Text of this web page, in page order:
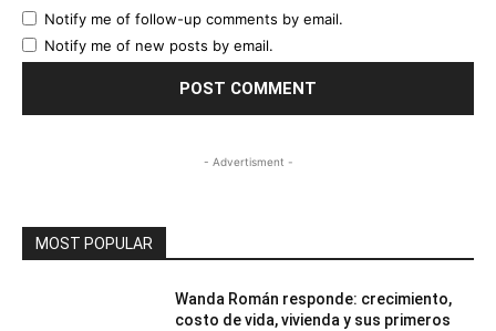
Notify me of follow-up comments by email.
Notify me of new posts by email.
- Advertisment -
MOST POPULAR
Wanda Román responde: crecimiento,
costo de vida, vivienda y sus primeros